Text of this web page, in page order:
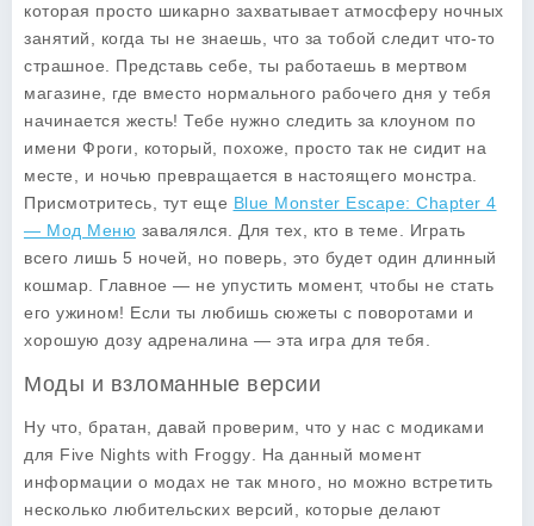
которая просто шикарно захватывает атмосферу ночных
занятий, когда ты не знаешь, что за тобой следит что-то
страшное. Представь себе, ты работаешь в мертвом
магазине, где вместо нормального рабочего дня у тебя
начинается жесть! Тебе нужно следить за клоуном по
имени Фроги, который, похоже, просто так не сидит на
месте, и ночью превращается в настоящего монстра.
Присмотритесь, тут еще Blue Monster Escape: Chapter 4
— Мод Меню завалялся. Для тех, кто в теме. Играть
всего лишь 5 ночей, но поверь, это будет один длинный
кошмар. Главное — не упустить момент, чтобы не стать
его ужином! Если ты любишь сюжеты с поворотами и
хорошую дозу адреналина — эта игра для тебя.
Моды и взломанные версии
Ну что, братан, давай проверим, что у нас с модиками
для Five Nights with Froggy . На данный момент
информации о модах не так много, но можно встретить
несколько любительских версий, которые делают